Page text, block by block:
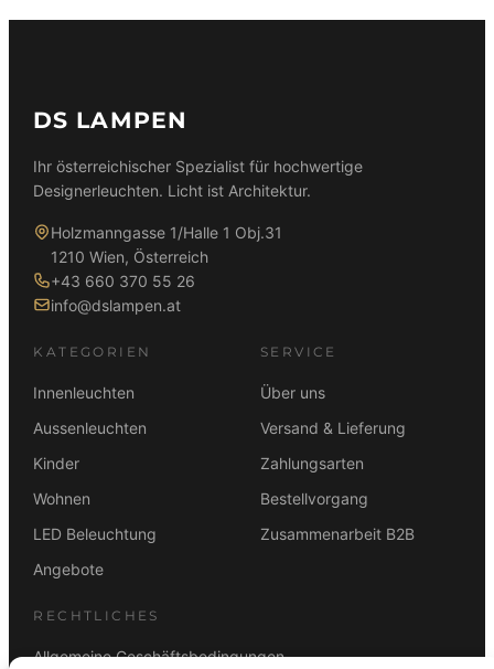
DS LAMPEN
Ihr österreichischer Spezialist für hochwertige
Designerleuchten. Licht ist Architektur.
Holzmanngasse 1/Halle 1 Obj.31
1210 Wien, Österreich
+43 660 370 55 26
info@dslampen.at
KATEGORIEN
Innenleuchten
Aussenleuchten
Kinder
Wohnen
LED Beleuchtung
Angebote
SERVICE
Über uns
Versand & Lieferung
Zahlungsarten
Bestellvorgang
Zusammenarbeit B2B
RECHTLICHES
Allgemeine Geschäftsbedingungen